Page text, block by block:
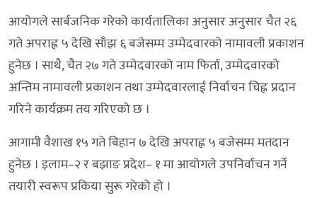
आयोगले सार्बजनिक गरेको कार्यतालिका अनुसार अनुसार चैत २६
गते अपराह्न ५ देखि साँझ ६ बजेसम्म उम्मेदवारको नामावली प्रकाशन
हुनेछ । साथै, चैत २७ गते उम्मेदवारको नाम फिर्ता, उम्मेदवारको
अन्तिम नामावली प्रकाशन तथा उम्मेदवारलाई निर्वाचन चिह्न प्रदान
गरिने कार्यक्रम तय गरिएको छ ।
आगामी वैशाख १५ गते बिहान ७ देखि अपराह्न ५ बजेसम्म मतदान
हुनेछ । इलाम–२ र बझाङ प्रदेश– १ मा आयोगले उपनिर्वाचन गर्ने
तयारी स्वरूप प्रकिया सुरू गरेको हो ।